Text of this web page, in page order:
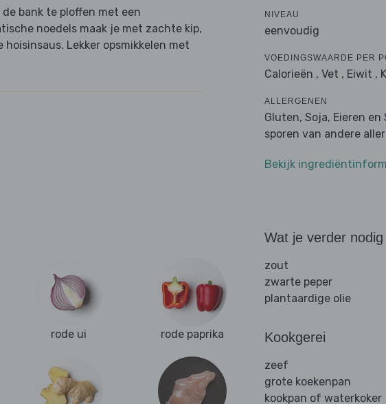
bank te ploffen met een
noedels maak je met zachte kip,
hoisinsaus. Lekker opsmikkelen met
NIVEAU
eenvoudig
VOEDINGSWAARDE PER
Calorieën , Vet , Eiwit ,
ALLERGENEN
Gluten, Soja, Eieren en
sporen van andere
Bekijk
rode ui rode paprika
Wat je verder
zout
zwarte peper
plantaardige olie
Kookgerei
zeef
grote koekenpan
kookpan of waterkoker